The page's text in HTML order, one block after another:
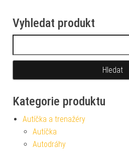
Vyhledat produkt
Kategorie produktu
Autíčka a trenažéry
Autíčka
Autodráhy